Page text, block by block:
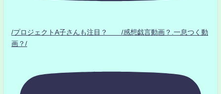
/プロジェクトA子さんも注目？ /感想戯言動画？.一息つく動
画？/